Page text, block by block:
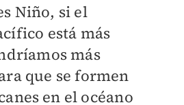
Niño, si el
está más
más
que se formen
en el océano